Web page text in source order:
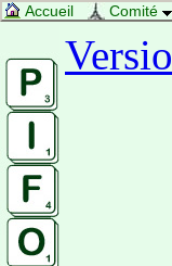
Accueil Comité